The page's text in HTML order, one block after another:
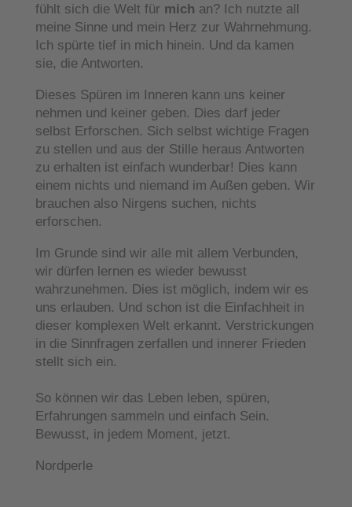
fühlt sich die Welt für mich an? Ich nutzte all
meine Sinne und mein Herz zur Wahrnehmung.
Ich spürte tief in mich hinein. Und da kamen
sie, die Antworten.
Dieses Spüren im Inneren kann uns keiner
nehmen und keiner geben. Dies darf jeder
selbst Erforschen. Sich selbst wichtige Fragen
zu stellen und aus der Stille heraus Antworten
zu erhalten ist einfach wunderbar! Dies kann
einem nichts und niemand im Außen geben. Wir
brauchen also Nirgens suchen, nichts
erforschen.
Im Grunde sind wir alle mit allem Verbunden,
wir dürfen lernen es wieder bewusst
wahrzunehmen. Dies ist möglich, indem wir es
uns erlauben. Und schon ist die Einfachheit in
dieser komplexen Welt erkannt. Verstrickungen
in die Sinnfragen zerfallen und innerer Frieden
stellt sich ein.
So können wir das Leben leben, spüren,
Erfahrungen sammeln und einfach Sein.
Bewusst, in jedem Moment, jetzt.
Nordperle